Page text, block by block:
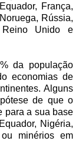
França,
Rússia,
Unido e
da população
economias de
Alguns
de que o
para a sua base
Nigéria,
minérios em